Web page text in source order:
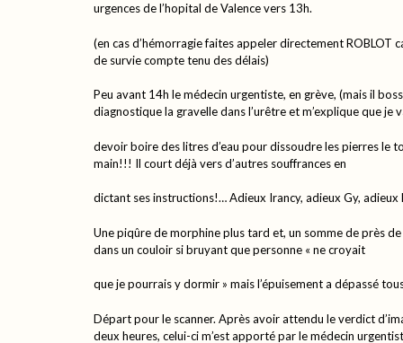
urgences de l’hopital de Valence vers 13h.
(en cas d’hémorragie faites appeler directement ROBLOT
de survie compte tenu des délais)
Peu avant 14h le médecin urgentiste, en grève, (mais il
diagnostique la gravelle dans l’urêtre et m’explique que je
devoir boire des litres d’eau pour dissoudre les pierres le
main!!! Il court déjà vers d’autres souffrances en
dictant ses instructions!… Adieux Irancy, adieux Gy, adieux
Une piqûre de morphine plus tard et, un somme de près
dans un couloir si bruyant que personne « ne croyait
que je pourrais y dormir » mais l’épuisement a dépassé
Départ pour le scanner. Après avoir attendu le verdict
deux heures, celui-ci m’est apporté par le médecin